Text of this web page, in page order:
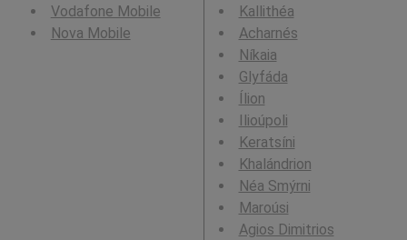
Vodafone Mobile
Nova Mobile
Kallithéa
Acharnés
Níkaia
Glyfáda
Ílion
Ilioúpoli
Keratsíni
Khalándrion
Néa Smýrni
Maroúsi
Agios Dimitrios